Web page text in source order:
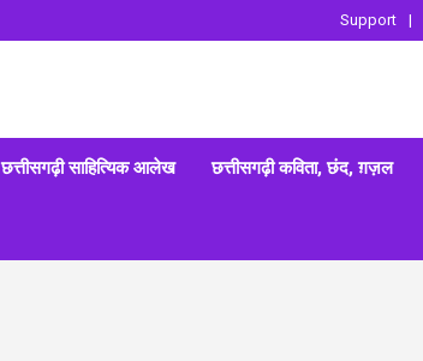
Support
छत्तीसगढ़ी साहित्यिक आलेख छत्तीसगढ़ी कविता, छंद, ग़ज़ल